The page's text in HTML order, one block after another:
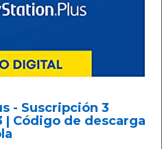
- Suscripción 3
| Código de descarga